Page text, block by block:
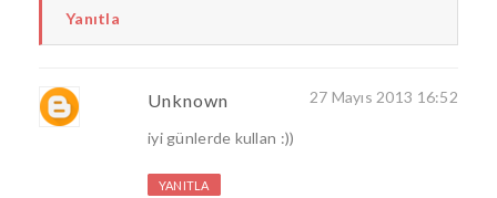
Yanıtla
Unknown 27 Mayıs 2013 16:52
iyi günlerde kullan :))
YANITLA